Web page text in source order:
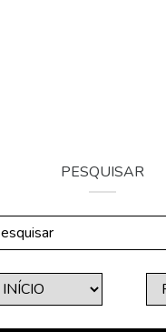
PESQUISAR